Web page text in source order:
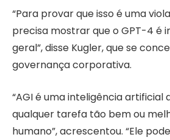
“Para provar que isso é uma
precisa mostrar que o GPT-4 é
geral”, disse Kugler, que se
governança corporativa.
“AGI é uma inteligência artificial
qualquer tarefa tão bem ou
humano”, acrescentou. “Ele